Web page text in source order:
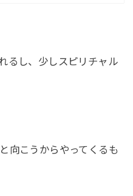
るし、少しスピリチャル
向こうからやってくるも